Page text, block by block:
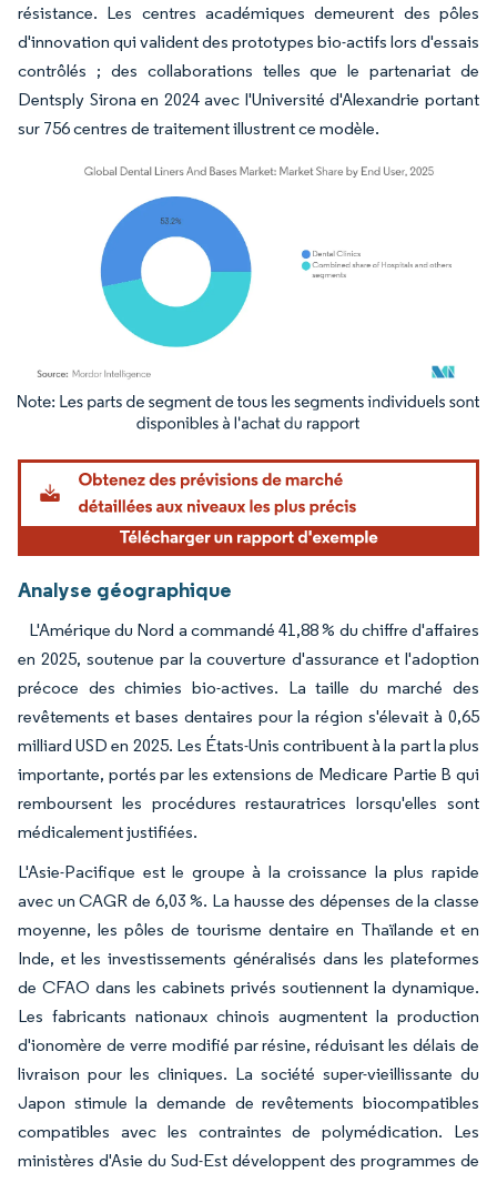
résistance. Les centres académiques demeurent des pôles
d'innovation qui valident des prototypes bio-actifs lors d'essais
contrôlés ; des collaborations telles que le partenariat de
Dentsply Sirona en 2024 avec l'Université d'Alexandrie portant
sur 756 centres de traitement illustrent ce modèle.
Image © Mordor Intelligence. La réutilisation nécessite une attribution sous CC BY
Analyse géographique
L'Amérique du Nord a commandé 41,88 % du chiffre d'affaires
en 2025, soutenue par la couverture d'assurance et l'adoption
précoce des chimies bio-actives. La taille du marché des
revêtements et bases dentaires pour la région s'élevait à 0,65
milliard USD en 2025. Les États-Unis contribuent à la part la plus
importante, portés par les extensions de Medicare Partie B qui
remboursent les procédures restauratrices lorsqu'elles sont
médicalement justifiées.
L'Asie-Pacifique est le groupe à la croissance la plus rapide
avec un CAGR de 6,03 %. La hausse des dépenses de la classe
moyenne, les pôles de tourisme dentaire en Thaïlande et en
Inde, et les investissements généralisés dans les plateformes
de CFAO dans les cabinets privés soutiennent la dynamique.
Les fabricants nationaux chinois augmentent la production
d'ionomère de verre modifié par résine, réduisant les délais de
livraison pour les cliniques. La société super-vieillissante du
Japon stimule la demande de revêtements biocompatibles
compatibles avec les contraintes de polymédication. Les
ministères d'Asie du Sud-Est développent des programmes de